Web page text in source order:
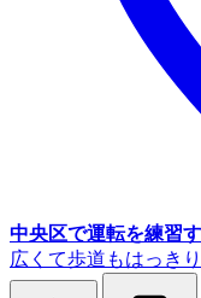
中央区で運転を練習
広くて歩道もはっき